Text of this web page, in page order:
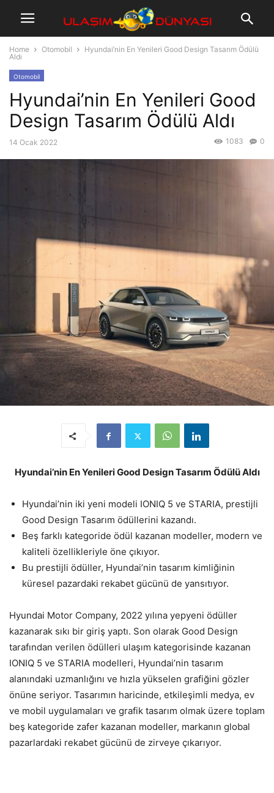
Home Otomobil
Hyundai’nin En Yenileri Good Design Tasarım Ödülü
Aldı
Otomobil
Hyundai’nin En Yenileri Good
Design Tasarım Ödülü Aldı
14 Ocak 2022 0
1083
Hyundai’nin En Yenileri Good Design Tasarım Ödülü Aldı
Hyundai’nin iki yeni modeli IONIQ 5 ve STARIA, prestijli
Good Design Tasarım ödüllerini kazandı.
Beş farklı kategoride ödül kazanan modeller, modern ve
kaliteli özellikleriyle öne çıkıyor.
Bu prestijli ödüller, Hyundai’nin tasarım kimliğinin
küresel pazardaki rekabet gücünü de yansıtıyor.
Hyundai Motor Company, 2022 yılına yepyeni ödüller
kazanarak sıkı bir giriş yaptı. Son olarak Good Design
tarafından verilen ödülleri ulaşım kategorisinde kazanan
IONIQ 5 ve STARIA modelleri, Hyundai’nin tasarım
alanındaki uzmanlığını ve hızla yükselen grafiğini gözler
önüne seriyor. Tasarımın haricinde, etkileşimli medya, ev
ve mobil uygulamaları ve grafik tasarım olmak üzere toplam
beş kategoride zafer kazanan modeller, markanın global
pazarlardaki rekabet gücünü de zirveye çıkarıyor.